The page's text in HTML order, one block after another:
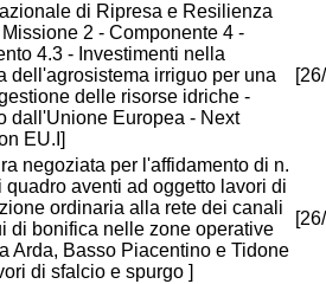
di Ripresa e Resilienza
2 - Componente 4 -
4.3 - Investimenti nella
dell'agrosistema irriguo per una
delle risorse idriche -
dall'Unione Europea - Next
EU.I]
negoziata per l'affidamento di n.
quadro aventi ad oggetto lavori di
ordinaria alla rete dei canali
di bonifica nelle zone operative
Arda, Basso Piacentino e Tidone
di sfalcio e spurgo ]